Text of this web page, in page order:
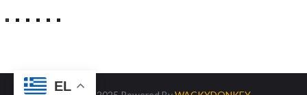
EL